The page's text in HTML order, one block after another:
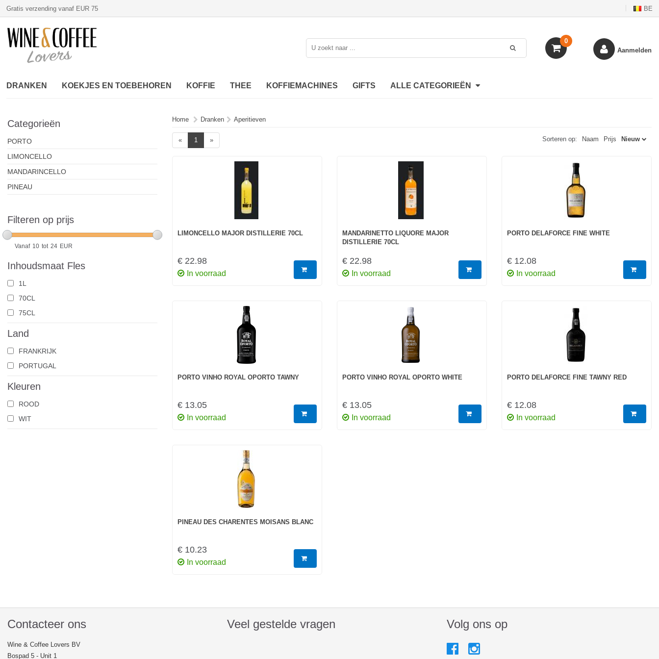
Gratis verzending vanaf EUR 75 BE
0
Aanmelden
DRANKEN KOEKJES EN TOEBEHOREN KOFFIE THEE KOFFIEMACHINES GIFTS ALLE CATEGORIEËN
Categorieën
PORTO
LIMONCELLO
MANDARINCELLO
PINEAU
Filteren op prijs
Vanaf 10 tot 24 EUR
Inhoudsmaat Fles
1L
70CL
75CL
Land
FRANKRIJK
PORTUGAL
Kleuren
ROOD
WIT
Home Dranken Aperitieven
« 1 » Sorteren op: Naam Prijs Nieuw
LIMONCELLO MAJOR DISTILLERIE 70CL
€ 22.98
In voorraad
MANDARINETTO LIQUORE MAJOR
DISTILLERIE 70CL
€ 22.98
In voorraad
PORTO DELAFORCE FINE WHITE
€ 12.08
In voorraad
PORTO VINHO ROYAL OPORTO TAWNY
€ 13.05
In voorraad
PORTO VINHO ROYAL OPORTO WHITE
€ 13.05
In voorraad
PORTO DELAFORCE FINE TAWNY RED
€ 12.08
In voorraad
PINEAU DES CHARENTES MOISANS BLANC
€ 10.23
In voorraad
Contacteer ons
Wine & Coffee Lovers BV
Bospad 5 - Unit 1
Veel gestelde vragen Volg ons op